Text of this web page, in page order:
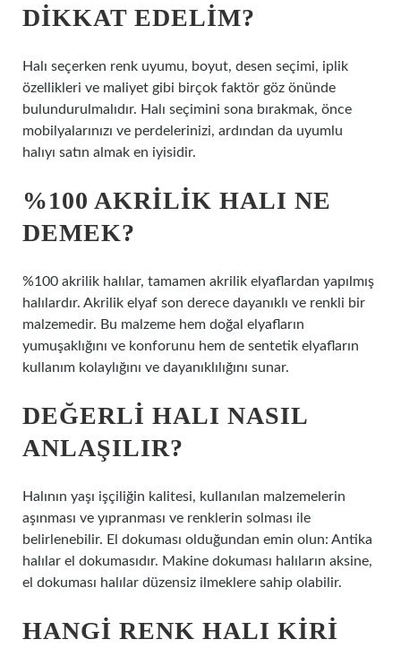
DIKKAT EDELIM?
Halı seçerken renk uyumu, boyut, desen seçimi, iplik
özellikleri ve maliyet gibi birçok faktör göz önünde
bulundurulmalıdır. Halı seçimini sona bırakmak, önce
mobilyalarınızı ve perdelerinizi, ardından da uyumlu
halıyı satın almak en iyisidir.
%100 AKRILIK HALI NE
DEMEK?
%100 akrilik halılar, tamamen akrilik elyaflardan yapılmış
halılardır. Akrilik elyaf son derece dayanıklı ve renkli bir
malzemedir. Bu malzeme hem doğal elyafların
yumuşaklığını ve konforunu hem de sentetik elyafların
kullanım kolaylığını ve dayanıklılığını sunar.
DEĞERLI HALI NASIL
ANLAŞILIR?
Halının yaşı işçiliğin kalitesi, kullanılan malzemelerin
aşınması ve yıpranması ve renklerin solması ile
belirlenebilir. El dokuması olduğundan emin olun: Antika
halılar el dokumasıdır. Makine dokuması halıların aksine,
el dokuması halılar düzensiz ilmeklere sahip olabilir.
HANGI RENK HALI KIRI